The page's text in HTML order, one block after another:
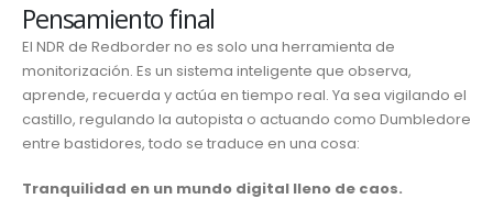
Pensamiento final
El NDR de Redborder no es solo una herramienta de
monitorización. Es un sistema inteligente que observa,
aprende, recuerda y actúa en tiempo real. Ya sea vigilando el
castillo, regulando la autopista o actuando como Dumbledore
entre bastidores, todo se traduce en una cosa:
Tranquilidad en un mundo digital lleno de caos.